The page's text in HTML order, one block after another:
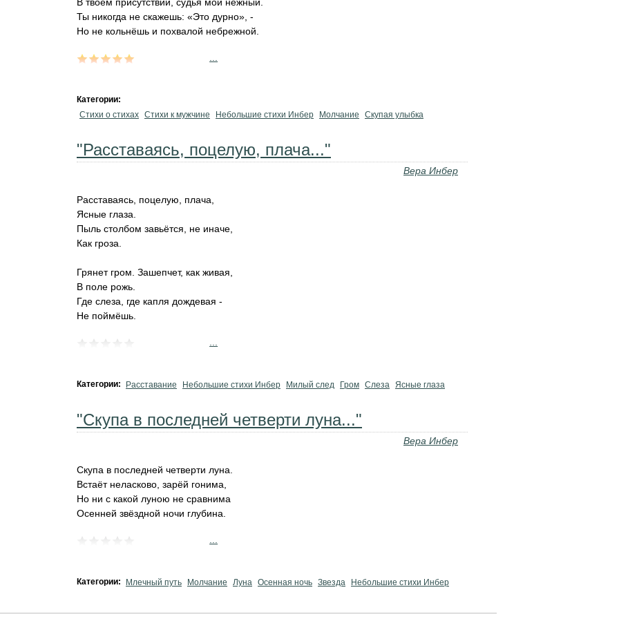
Ты никогда не скажешь: «Это дурно», -
Но не кольнёшь и похвалой небрежной.
Категории:
Стихи о стихах Стихи к мужчине Небольшие стихи Инбер Молчание Скупая улыбка
"Расставаясь, поцелую, плача..."
Вера Инбер
Расставаясь, поцелую, плача,
Ясные глаза.
Пыль столбом завьётся, не иначе,
Как гроза.
Грянет гром. Зашепчет, как живая,
В поле рожь.
Где слеза, где капля дождевая -
Не поймёшь.
Категории: Расставание Небольшие стихи Инбер Милый след Гром Слеза Ясные глаза
"Скупа в последней четверти луна..."
Вера Инбер
Скупа в последней четверти луна.
Встаёт неласково, зарёй гонима,
Но ни с какой луною не сравнима
Осенней звёздной ночи глубина.
Категории: Млечный путь Молчание Луна Осенная ночь Звезда Небольшие стихи Инбер